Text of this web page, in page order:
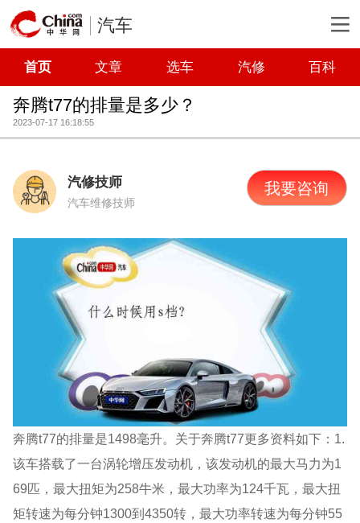
汽车
首页 文章 选车 汽修 百科
奔腾t77的排量是多少？
2023-07-17 16:18:55
汽修技师
汽车维修技师
我要咨询
奔腾t77的排量是1498毫升。关于奔腾t77更多资料如下：1.
该车搭载了一台涡轮增压发动机，该发动机的最大马力为1
69匹，最大扭矩为258牛米，最大功率为124千瓦，最大扭
矩转速为每分钟1300到4350转，最大功率转速为每分钟55